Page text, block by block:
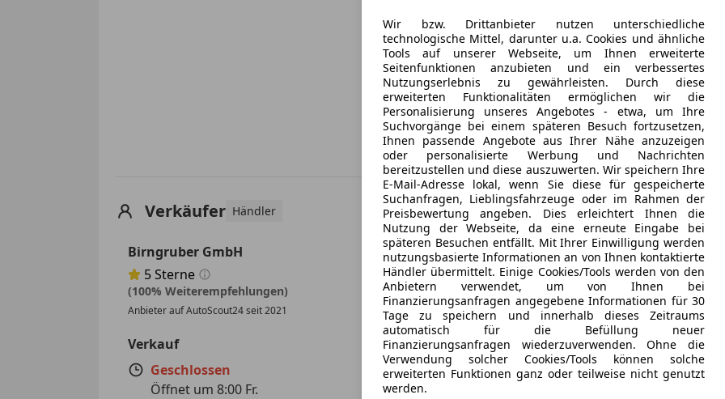
Versicherungsschutz an Ihre Bedürfnisse
Freischaden-Gutschein ab Stufe 0
Auto einfach online versichern & Rabatt holen
Jetzt berechnen
Verkäufer Händler
Birngruber GmbH
Sternebewertung 5 von 5
5Sterne
(100% Weiterempfehlungen)
Anbieter auf AutoScout24 seit 2021
Verkauf
Geschlossen
Öffnet um 8:00 Fr.
Anbieter
Deine Nachricht
Wir bzw. Drittanbieter nutzen unterschiedliche
technologische Mittel, darunter u.a. Cookies und ähnliche
Tools auf unserer Webseite, um Ihnen erweiterte
Seitenfunktionen anzubieten und ein verbessertes
Nutzungserlebnis zu gewährleisten. Durch diese
erweiterten Funktionalitäten ermöglichen wir die
Personalisierung unseres Angebotes - etwa, um Ihre
Suchvorgänge bei einem späteren Besuch fortzusetzen,
Ihnen passende Angebote aus Ihrer Nähe anzuzeigen
oder personalisierte Werbung und Nachrichten
bereitzustellen und diese auszuwerten. Wir speichern Ihre
E-Mail-Adresse lokal, wenn Sie diese für gespeicherte
Suchanfragen, Lieblingsfahrzeuge oder im Rahmen der
Preisbewertung angeben. Dies erleichtert Ihnen die
Nutzung der Webseite, da eine erneute Eingabe bei
späteren Besuchen entfällt. Mit Ihrer Einwilligung werden
nutzungsbasierte Informationen an von Ihnen kontaktierte
Händler übermittelt. Einige Cookies/Tools werden von den
Anbietern verwendet, um von Ihnen bei
Finanzierungsanfragen angegebene Informationen für 30
Tage zu speichern und innerhalb dieses Zeitraums
automatisch für die Befüllung neuer
Finanzierungsanfragen wiederzuverwenden. Ohne die
Verwendung solcher Cookies/Tools können solche
erweiterten Funktionen ganz oder teilweise nicht genutzt
werden.